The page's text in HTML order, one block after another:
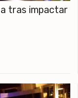
tras impactar